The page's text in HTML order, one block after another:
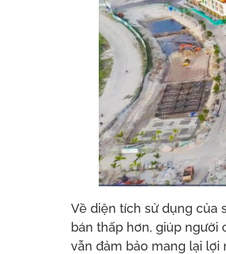
Về diện tích sử dụng của
bán thấp hơn, giúp người
vẫn đảm bảo mang lại lợi